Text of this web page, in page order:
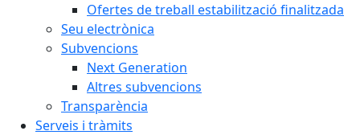
Ofertes de treball estabilització finalitzada
Seu electrònica
Subvencions
Next Generation
Altres subvencions
Transparència
Serveis i tràmits